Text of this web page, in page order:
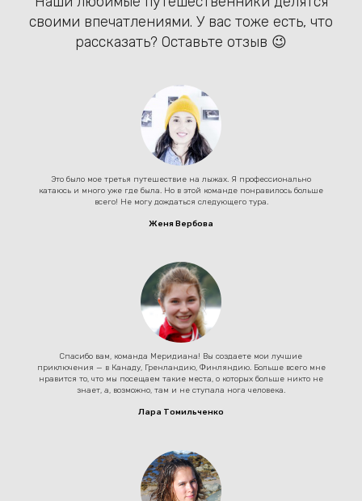
своими впечатлениями. У вас тоже есть, что
рассказать? Оставьте отзыв 😉
Это было мое третья путешествие на лыжах. Я профессионально
катаюсь и много уже где была. Но в этой команде понравилось больше
всего! Не могу дождаться следующего тура.
Женя Вербова
Спасибо вам, команда Меридиана! Вы создаете мои лучшие
приключения — в Канаду, Гренландию, Финляндию. Больше всего мне
нравится то, что мы посещаем такие места, о которых больше никто не
знает, а, возможно, там и не ступала нога человека.
Лара Томильченко